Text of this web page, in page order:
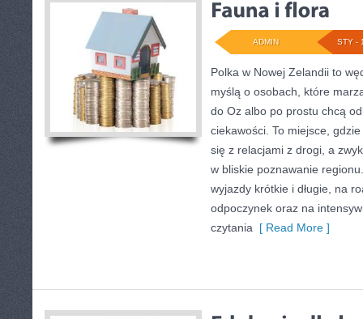
STY -
ADMIN
Polka w Nowej Zelandii to
myślą o osobach, które
do Oz albo po prostu chcą
ciekawości. To miejsce,
się z relacjami z drogi, a
w bliskie poznawanie
wyjazdy krótkie i długie, na
odpoczynek oraz na
czytania [ Read More ]